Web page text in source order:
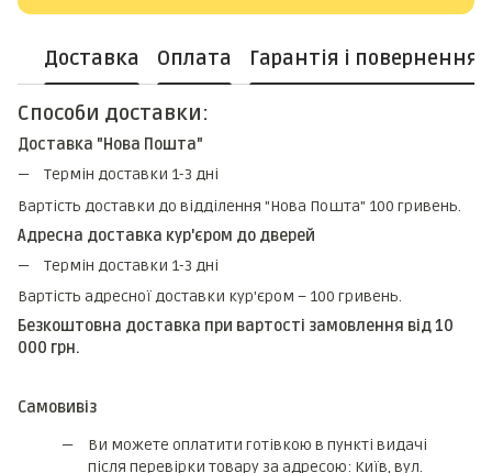
Доставка Оплата Гарантія і повернення
Способи доставки:
Доставка "Нова Пошта"
Термін доставки 1-3 дні
Вартість доставки до відділення "Нова Пошта" 100 гривень.
Адресна доставка кур'єром до дверей
Термін доставки 1-3 дні
Вартість адресної доставки кур'єром – 100 гривень.
Безкоштовна доставка при вартості замовлення від 10
000 грн.
Самовивіз
Ви можете оплатити готівкою в пункті видачі
після перевірки товару за адресою: Київ, вул.